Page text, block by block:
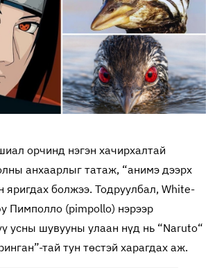
орчинд нэгэн хачирхалтай
анхаарлыг татаж, “анимэ дээрх
яригдах болжээ. Тодруулбал, White-
Пимполло (pimpollo) нэрээр
усны шувууны улаан нүд нь “Naruto“
тай тун төстэй харагдах аж.